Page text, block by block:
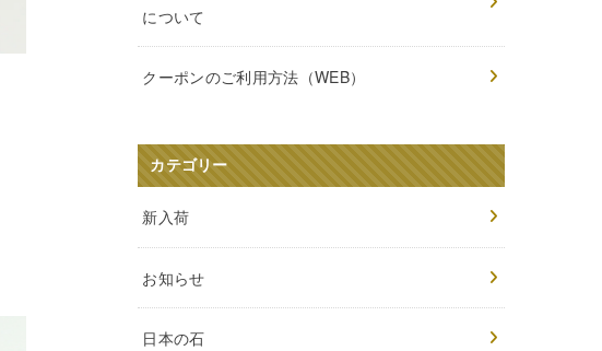
について
クーポンのご利用方法（WEB）
カテゴリー
新入荷
お知らせ
日本の石